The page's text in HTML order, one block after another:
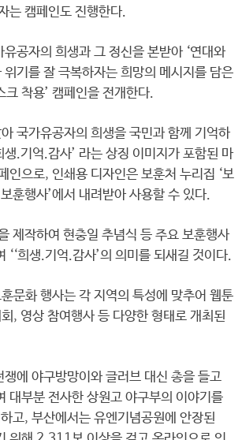
는 캠페인도 진행한다.
공자의 희생과 그 정신을 본받아 ‘연대와
위기를 잘 극복하자는 희망의 메시지를 담은
크 착용’ 캠페인을 전개한다.
국가유공자의 희생을 국민과 함께 기억하
생.기억.감사’ 라는 상징 이미지가 포함된 마
인으로, 인쇄용 디자인은 보훈처 누리집 ‘보
훈행사’에서 내려받아 사용할 수 있다.
제작하여 현충일 추념식 등 주요 보훈행사
‘‘희생.기억.감사’의 의미를 되새길 것이다.
문화 행사는 각 지역의 특성에 맞추어 웹툰
, 영상 참여행사 등 다양한 형태로 개최된
에 야구방망이와 글러브 대신 총을 들고
대부분 전사한 상원고 야구부의 이야기를
고, 부산에서는 유엔기념공원에 안장된